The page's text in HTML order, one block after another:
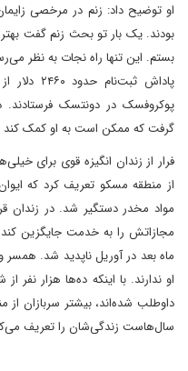
او توضیح داد: زنم در مرخصی
بودند. یک بار تو بحث زنم گفت
پاداش
گرفت که ممکن است به او کمک کند
فرار از زندان انگیزه قوی برای
مواد مخدر دستگیر شد. در زندان
مجازاتش را به خدمت جایگزین
ماه بعد در آوریل ناپدید شد.
او ندارند. با اینکه ده‌ها هزار
داوطلب شده‌اند، بیشتر سربازان
سال‌هاست زندگی‌شان را تعریف